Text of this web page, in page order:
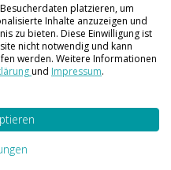
platzieren, um
Inhalte anzuzeigen und
zu bieten. Diese Einwilligung ist
nicht notwendig und kann
werden. Weitere Informationen
und Impressum.